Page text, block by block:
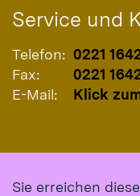
Service und
Telefon: 0221
Fax:
0221
E-Mail:
Klick
Sie erreichen